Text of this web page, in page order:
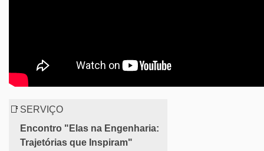
📑 SERVIÇO
Encontro "Elas na Engenharia:
Trajetórias que Inspiram"